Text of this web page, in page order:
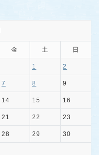
金 土 日
1 2
7 8 9
14 15 16
21 22 23
28 29 30